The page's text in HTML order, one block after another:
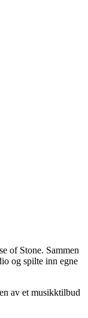
of Stone. Sammen
og spilte inn egne
av et musikktilbud